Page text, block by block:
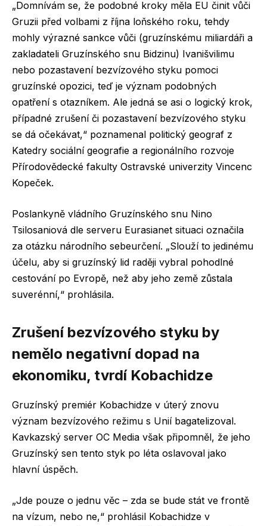
„Domnívám se, že podobné kroky měla EU činit vůči
Gruzii před volbami z října loňského roku, tehdy
mohly výrazné sankce vůči (gruzínskému miliardáři a
zakladateli Gruzínského snu Bidzinu) Ivanišvilimu
nebo pozastavení bezvízového styku pomoci
gruzínské opozici, teď je význam podobných
opatření s otazníkem. Ale jedná se asi o logický krok,
případné zrušení či pozastavení bezvízového styku
se dá očekávat,“ poznamenal politický geograf z
Katedry sociální geografie a regionálního rozvoje
Přírodovědecké fakulty Ostravské univerzity Vincenc
Kopeček.
Poslankyně vládního Gruzínského snu Nino
Tsilosaniová dle serveru Eurasianet situaci označila
za otázku národního sebeurčení. „Slouží to jedinému
účelu, aby si gruzínský lid raději vybral pohodlné
cestování po Evropě, než aby jeho země zůstala
suverénní,“ prohlásila.
Zrušení bezvízového styku by
nemělo negativní dopad na
ekonomiku, tvrdí Kobachidze
Gruzínský premiér Kobachidze v úterý znovu
význam bezvízového režimu s Unií bagatelizoval.
Kavkazský server OC Media však připomněl, že jeho
Gruzínský sen tento styk po léta oslavoval jako
hlavní úspěch.
„Jde pouze o jednu věc – zda se bude stát ve frontě
na vízum, nebo ne,“ prohlásil Kobachidze v